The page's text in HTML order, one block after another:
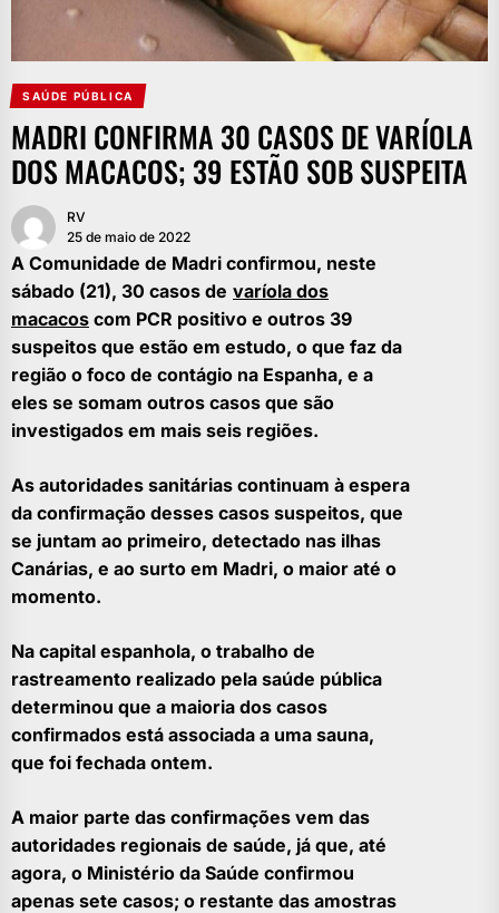
SAÚDE PÚBLICA
MADRI CONFIRMA 30 CASOS DE VARÍOLA
DOS MACACOS; 39 ESTÃO SOB SUSPEITA
RV
25 de maio de 2022
A Comunidade de Madri confirmou, neste
sábado (21), 30 casos de varíola dos
macacos com PCR positivo e outros 39
suspeitos que estão em estudo, o que faz da
região o foco de contágio na Espanha, e a
eles se somam outros casos que são
investigados em mais seis regiões.
As autoridades sanitárias continuam à espera
da confirmação desses casos suspeitos, que
se juntam ao primeiro, detectado nas ilhas
Canárias, e ao surto em Madri, o maior até o
momento.
Na capital espanhola, o trabalho de
rastreamento realizado pela saúde pública
determinou que a maioria dos casos
confirmados está associada a uma sauna,
que foi fechada ontem.
A maior parte das confirmações vem das
autoridades regionais de saúde, já que, até
agora, o Ministério da Saúde confirmou
apenas sete casos; o restante das amostras